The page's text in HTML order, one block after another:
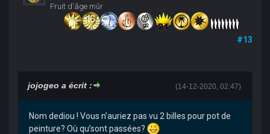
Fruit d'âge mûr
#13
(14-12-2020, 02:47)
jojogeo a écrit :
Nom dediou ! Vous n’auriez pas vu 2 billes pour pot de
peinture? Où qu’sont passées?